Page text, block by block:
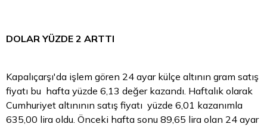
DOLAR YÜZDE 2 ARTTI
Kapalıçarşı'da işlem gören 24 ayar külçe altının gram satış
fiyatı bu hafta yüzde 6,13 değer kazandı. Haftalık olarak
Cumhuriyet altınının satış fiyatı yüzde 6,01 kazanımla
635,00 lira oldu. Önceki hafta sonu 89,65 lira olan 24 ayar